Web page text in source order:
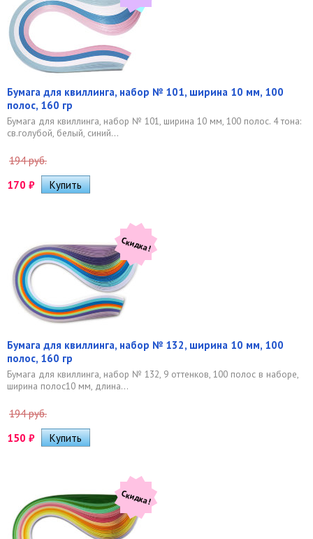
Бумага для квиллинга, набор № 101, ширина 10 мм, 100
полос, 160 гр
Бумага для квиллинга, набор № 101, ширина 10 мм, 100 полос. 4 тона:
св.голубой, белый, синий...
194 руб.
170 ₽
Скидка!
Бумага для квиллинга, набор № 132, ширина 10 мм, 100
полос, 160 гр
Бумага для квиллинга, набор № 132, 9 оттенков, 100 полос в наборе,
ширина полос10 мм, длина...
194 руб.
150 ₽
Скидка!